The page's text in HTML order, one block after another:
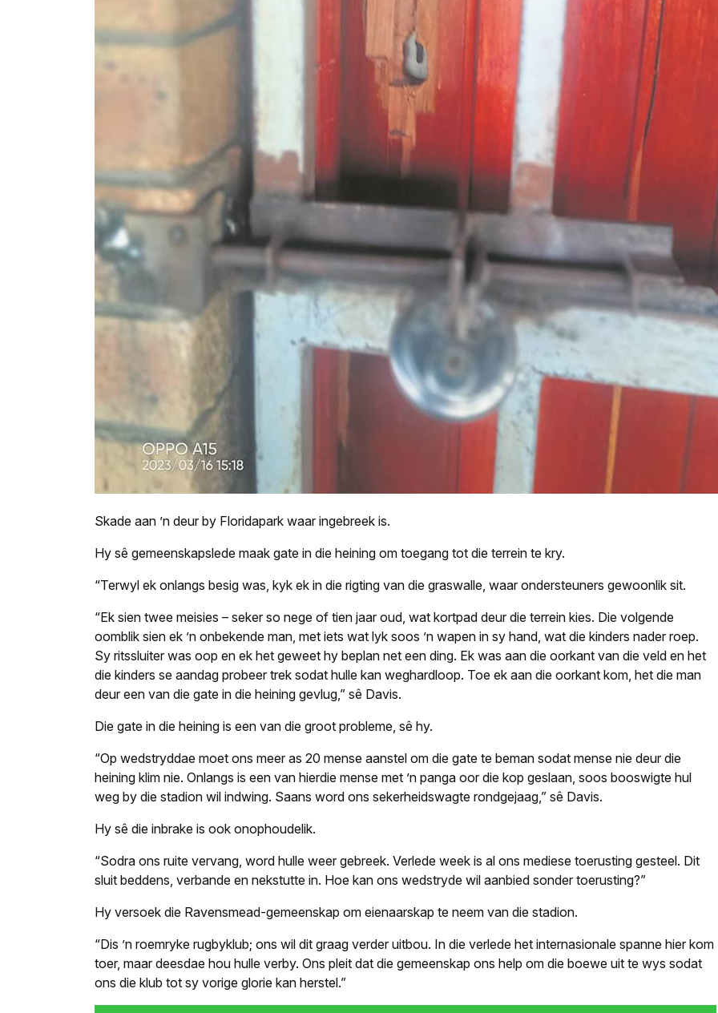
Skade aan ’n deur by Floridapark waar ingebreek is.
Hy sê gemeenskapslede maak gate in die heining om toegang tot die terrein te kry.
“Terwyl ek onlangs besig was, kyk ek in die rigting van die graswalle, waar ondersteuners gewoonlik sit.
“Ek sien twee meisies – seker so nege of tien jaar oud, wat kortpad deur die terrein kies. Die volgende
oomblik sien ek ’n onbekende man, met iets wat lyk soos ’n wapen in sy hand, wat die kinders nader roep.
Sy ritssluiter was oop en ek het geweet hy beplan net een ding. Ek was aan die oorkant van die veld en het
die kinders se aandag probeer trek sodat hulle kan weghardloop. Toe ek aan die oorkant kom, het die man
deur een van die gate in die heining gevlug,” sê Davis.
Die gate in die heining is een van die groot probleme, sê hy.
“Op wedstryddae moet ons meer as 20 mense aanstel om die gate te beman sodat mense nie deur die
heining klim nie. Onlangs is een van hierdie mense met ’n panga oor die kop geslaan, soos booswigte hul
weg by die stadion wil indwing. Saans word ons sekerheidswagte rondgejaag,” sê Davis.
Hy sê die inbrake is ook onophoudelik.
“Sodra ons ruite vervang, word hulle weer gebreek. Verlede week is al ons mediese toerusting gesteel. Dit
sluit beddens, verbande en nekstutte in. Hoe kan ons wedstryde wil aanbied sonder toerusting?”
Hy versoek die Ravensmead-gemeenskap om eienaarskap te neem van die stadion.
“Dis ’n roemryke rugbyklub; ons wil dit graag verder uitbou. In die verlede het internasionale spanne hier kom
toer, maar deesdae hou hulle verby. Ons pleit dat die gemeenskap ons help om die boewe uit te wys sodat
ons die klub tot sy vorige glorie kan herstel.”